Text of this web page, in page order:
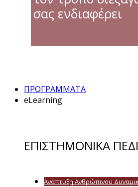
σας ενδιαφέρει
ΠΡΟΓΡΑΜΜΑΤΑ
eLearning
ΕΠΙΣΤΗΜΟΝΙΚΑ
Ανάπτυξη Ανθρώπινου